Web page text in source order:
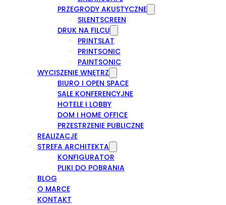
PRZEGRODY AKUSTYCZNE
SILENTSCREEN
DRUK NA FILCU
PRINTSLAT
PRINTSONIC
PAINTSONIC
WYCISZENIE WNĘTRZ
BIURO I OPEN SPACE
SALE KONFERENCYJNE
HOTELE I LOBBY
DOM I HOME OFFICE
PRZESTRZENIE PUBLICZNE
REALIZACJE
STREFA ARCHITEKTA
KONFIGURATOR
PLIKI DO POBRANIA
BLOG
O MARCE
KONTAKT